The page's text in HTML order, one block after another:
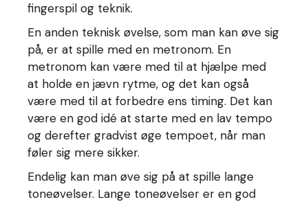
fingerspil og teknik.
En anden teknisk øvelse, som man kan øve sig
på, er at spille med en metronom. En
metronom kan være med til at hjælpe med
at holde en jævn rytme, og det kan også
være med til at forbedre ens timing. Det kan
være en god idé at starte med en lav tempo
og derefter gradvist øge tempoet, når man
føler sig mere sikker.
Endelig kan man øve sig på at spille lange
toneøvelser. Lange toneøvelser er en god